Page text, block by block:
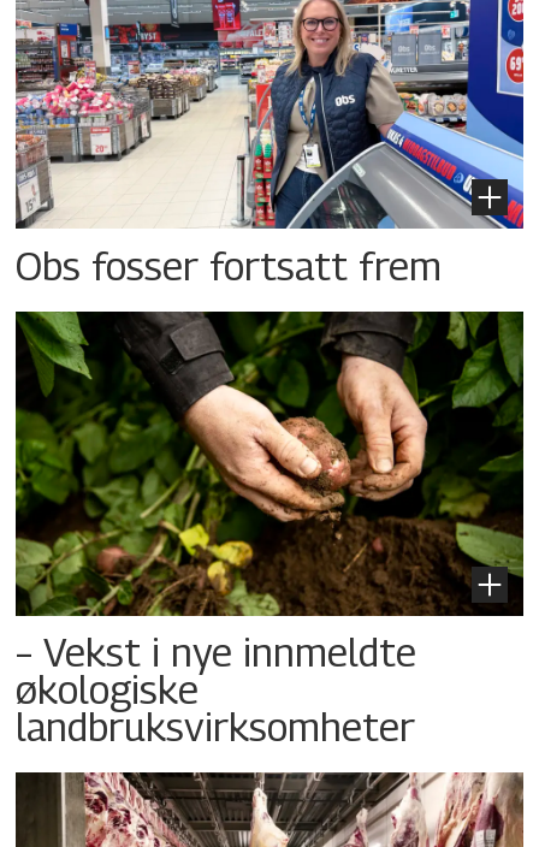
Obs fosser fortsatt frem
– Vekst i nye innmeldte
økologiske
landbruksvirksomheter